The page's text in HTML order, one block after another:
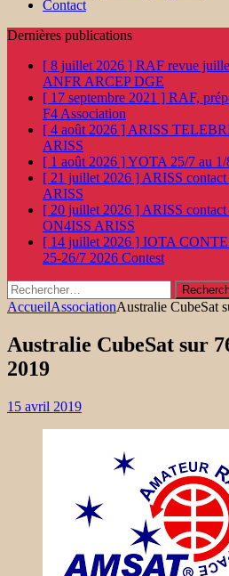
Contact
Dernières publications
[ 8 juillet 2026 ] RAF revue
ANFR ARCEP DGE
[ 17 septembre 2021 ] RAF,
F4 Association
[ 4 août 2026 ] ARISS
ARISS
[ 1 août 2026 ]YOTA 25/7 au 1/
[ 21 juillet 2026 ] ARISS
ARISS
[ 20 juillet 2026 ] ARISS
ON4ISS ARISS
[ 14 juillet 2026 ] IOTA
25-26/7 2026 Contest
Rechercher :
AccueilAssociationAustralie CubeSat
Australie CubeSat sur
2019
15 avril 2019